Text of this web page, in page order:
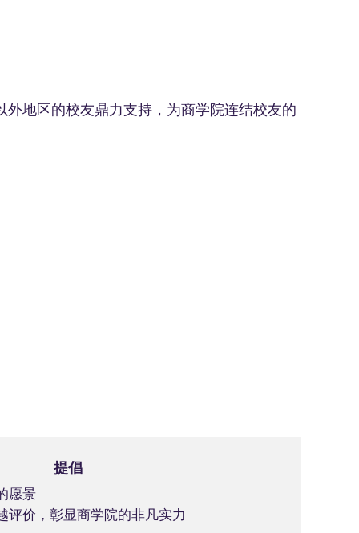
地区的校友鼎力支持，为商学院连结校友的
提倡
愿景
评价，彰显商学院的非凡实力